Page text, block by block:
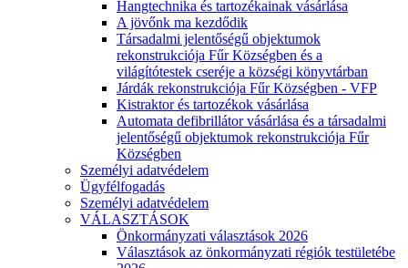
Hangtechnika és tartozékainak vásárlása
A jövőnk ma kezdődik
Társadalmi jelentőségű objektumok
rekonstrukciója Fűr Községben és a
világítótestek cseréje a községi könyvtárban
Járdák rekonstrukciója Fűr Községben - VFP
Kistraktor és tartozékok vásárlása
Automata defibrillátor vásárlása és a társadalmi
jelentőségű objektumok rekonstrukciója Fűr
Községben
Személyi adatvédelem
Ügyfélfogadás
Személyi adatvédelem
VÁLASZTÁSOK
Önkormányzati választások 2026
Választások az önkormányzati régiók testületébe